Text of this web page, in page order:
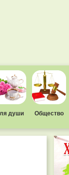
души Общество